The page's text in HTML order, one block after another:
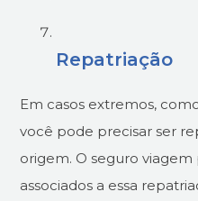
Repatriação
Em casos extremos,
você pode precisar ser
origem. O seguro
associados a essa